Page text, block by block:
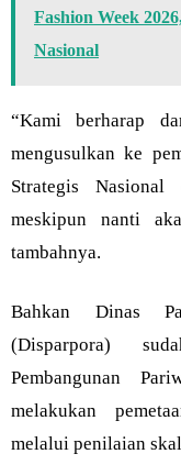
Fashion Week
Nasional
“Kami berharap
mengusulkan ke
Strategis
meskipun nanti
tambahnya.
Bahkan Dinas
(Disparpora)
Pembangunan
melakukan
melalui penilaian